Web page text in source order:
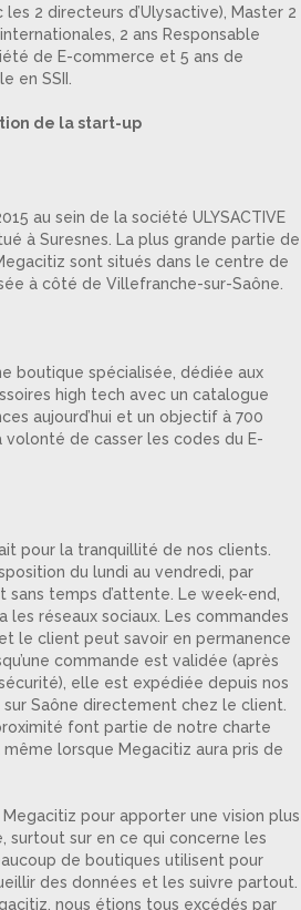
2 directeurs d’Ulysactive), Master 2
2 ans Responsable
de E-commerce et 5 ans de
en SSII.
de la start-up
au sein de la société ULYSACTIVE
à Suresnes. La plus grande partie de
sont situés dans le centre de
à côté de Villefranche-sur-Saône.
boutique spécialisée, dédiée aux
high tech avec un catalogue
aujourd’hui et un objectif à 700
volonté de casser les codes du E-
pour la tranquillité de nos clients.
du lundi au vendredi, par
temps d’attente. Le week-end,
les réseaux sociaux. Les commandes
le client peut savoir en permanence
commande est validée (après
elle est expédiée depuis nos
Saône directement chez le client.
font partie de notre charte
lorsque Megacitiz aura pris de
Megacitiz pour apporter une vision plus
surtout sur en ce qui concerne les
de boutiques utilisent pour
des données et les suivre partout.
nous étions tous excédés par